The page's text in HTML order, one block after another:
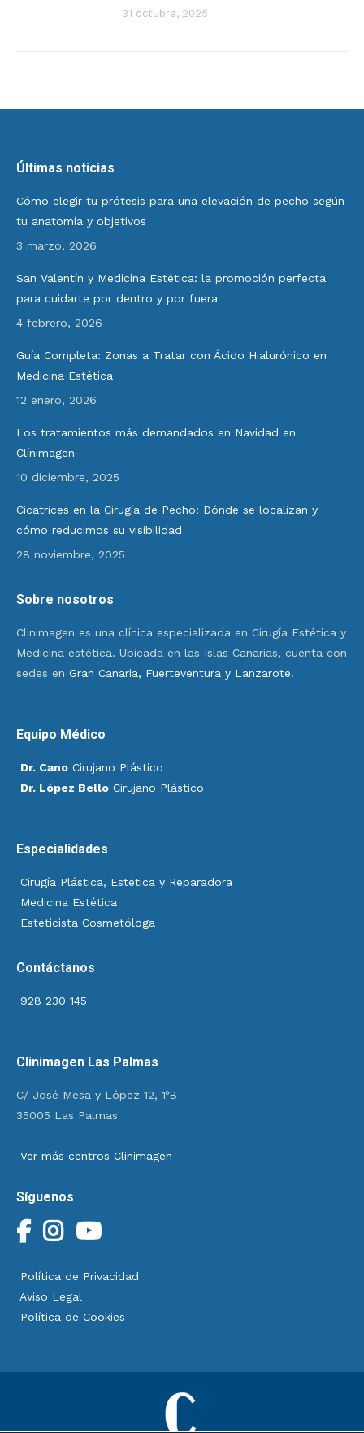
31 octubre, 2025
Últimas noticias
Cómo elegir tu prótesis para una elevación de pecho según
tu anatomía y objetivos
3 marzo, 2026
San Valentín y Medicina Estética: la promoción perfecta
para cuidarte por dentro y por fuera
4 febrero, 2026
Guía Completa: Zonas a Tratar con Ácido Hialurónico en
Medicina Estética
12 enero, 2026
Los tratamientos más demandados en Navidad en
Clínimagen
10 diciembre, 2025
Cicatrices en la Cirugía de Pecho: Dónde se localizan y
cómo reducimos su visibilidad
28 noviembre, 2025
Sobre nosotros
Clinimagen es una clínica especializada en Cirugía Estética y
Medicina estética. Ubicada en las Islas Canarias, cuenta con
sedes en Gran Canaria, Fuerteventura y Lanzarote.
Equipo Médico
Dr. Cano Cirujano Plástico
Dr. López Bello Cirujano Plástico
Especialidades
Cirugía Plástica, Estética y Reparadora
Medicina Estética
Esteticista Cosmetóloga
Contáctanos
928 230 145
Clinimagen Las Palmas
C/ José Mesa y López 12, 1ºB
35005 Las Palmas
Ver más centros Clinimagen
Síguenos
Política de Privacidad
Aviso Legal
Política de Cookies